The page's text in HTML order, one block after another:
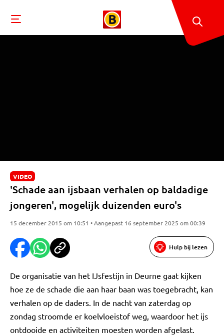
VIDEO
'Schade aan ijsbaan verhalen op baldadige
jongeren', mogelijk duizenden euro's
15 december 2015 om 10:51 • Aangepast 16 september 2025 om 00:39
Hulp bij lezen
De organisatie van het IJsfestijn in Deurne gaat kijken
hoe ze de schade die aan haar baan was toegebracht, kan
verhalen op de daders. In de nacht van zaterdag op
zondag stroomde er koelvloeistof weg, waardoor het ijs
ontdooide en activiteiten moesten worden afgelast.